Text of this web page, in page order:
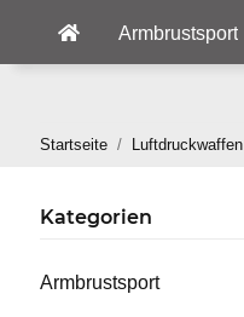
Armbrustsport
Startseite Luftdruckwaffen
Kategorien
Armbrustsport